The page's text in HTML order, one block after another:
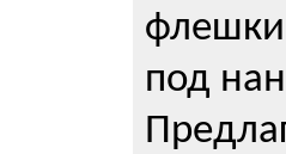
флешки
под